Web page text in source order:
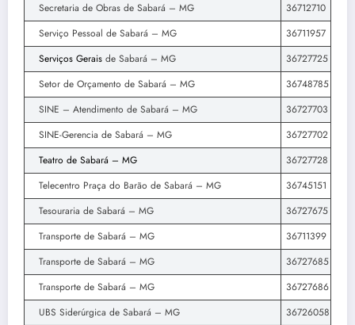
Secretaria de Obras de Sabará – MG
36712710
Serviço Pessoal de Sabará – MG
36711957
Serviços Gerais de Sabará – MG
36727725
Setor de Orçamento de Sabará – MG
36748785
SINE – Atendimento de Sabará – MG
36727703
SINE-Gerencia de Sabará – MG
36727702
Teatro de Sabará – MG
36727728
Telecentro Praça do Barão de Sabará – MG
36745151
Tesouraria de Sabará – MG
36727675
Transporte de Sabará – MG
36711399
Transporte de Sabará – MG
36727685
Transporte de Sabará – MG
36727686
UBS Siderúrgica de Sabará – MG
36726058